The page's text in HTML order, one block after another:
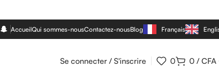
AccueilQui sommes-nousContactez-nousBlog Français
Se connecter / S'inscrire 0 0 / CFA